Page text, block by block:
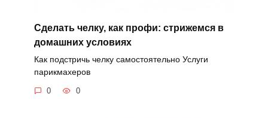
Сделать челку, как профи: стрижемся в
домашних условиях
Как подстричь челку самостоятельно Услуги
парикмахеров
0 0